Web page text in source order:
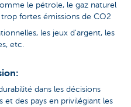
le pétrole, le gaz naturel
fortes émissions de CO2
les jeux d'argent, les
etc.
dans les décisions
et des pays en privilégiant les